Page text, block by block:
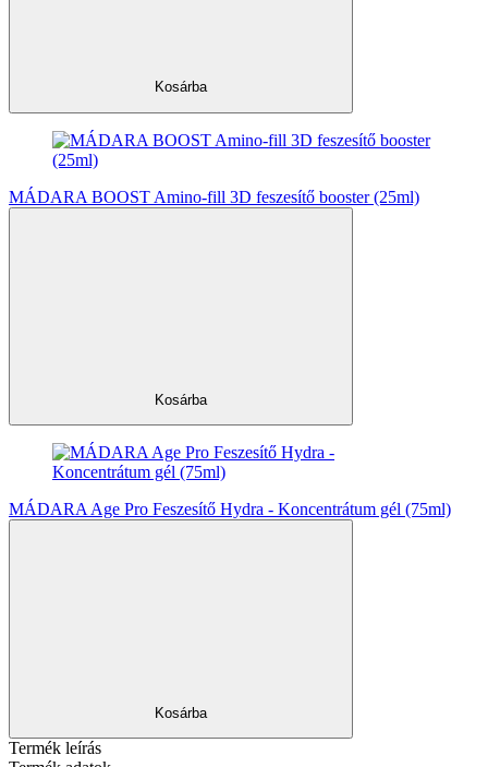
Kosárba
MÁDARA BOOST Amino-fill 3D feszesítő booster (25ml)
Kosárba
MÁDARA Age Pro Feszesítő Hydra - Koncentrátum gél (75ml)
Kosárba
Termék leírás